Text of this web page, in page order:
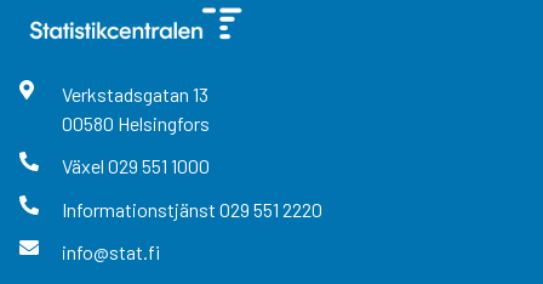
Verkstadsgatan 13
00580 Helsingfors
Växel 029 551 1000
Informationstjänst 029 551 2220
info@stat.fi